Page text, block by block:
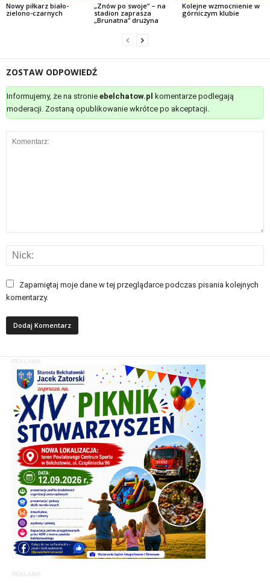
Nowy piłkarz biało-
zielono-czarnych
„Znów po swoje” – na
stadion zaprasza
„Brunatna” drużyna
Kolejne wzmocnienie w
górniczym klubie
ZOSTAW ODPOWIEDŹ
Informujemy, że na stronie ebelchatow.pl komentarze podlegają
moderacji. Zostaną opublikowanie wkrótce po akceptacji.
Zapamiętaj moje dane w tej przeglądarce podczas pisania kolejnych
komentarzy.
REKLAMA
REKLAMA